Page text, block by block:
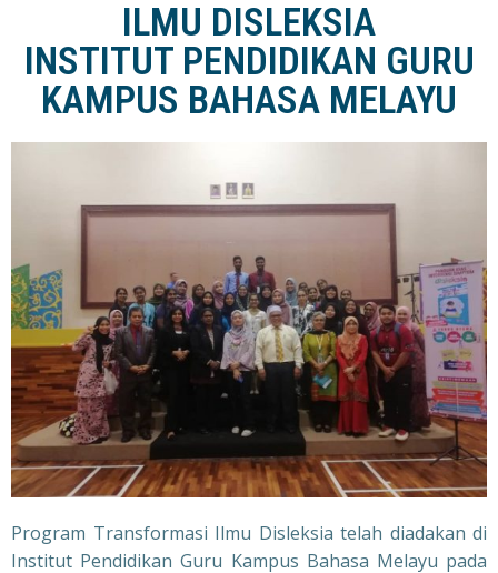
ILMU DISLEKSIA
INSTITUT PENDIDIKAN GURU
KAMPUS BAHASA MELAYU
Program Transformasi Ilmu Disleksia telah diadakan di
Institut Pendidikan Guru Kampus Bahasa Melayu pada